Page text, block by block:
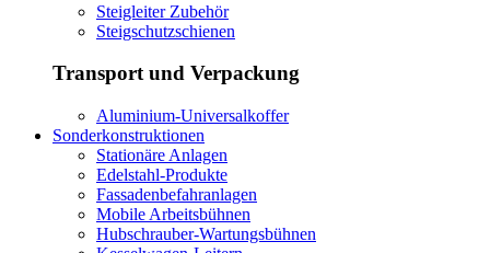
Steigleiter Zubehör
Steigschutzschienen
Transport und Verpackung
Aluminium-Universalkoffer
Sonderkonstruktionen
Stationäre Anlagen
Edelstahl-Produkte
Fassadenbefahranlagen
Mobile Arbeitsbühnen
Hubschrauber-Wartungsbühnen